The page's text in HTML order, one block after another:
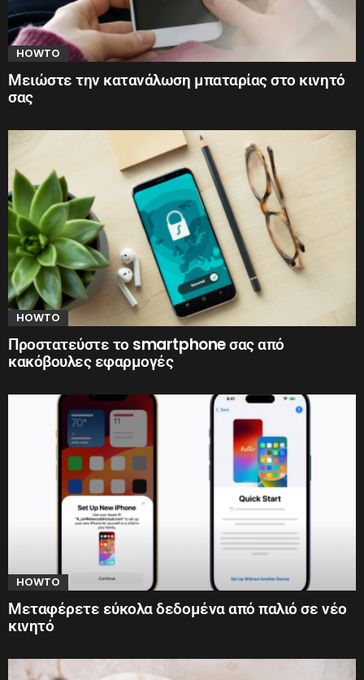
HOWTO
Μειώστε την κατανάλωση μπαταρίας στο κινητό
σας
HOWTO
Προστατεύστε το smartphone σας από
κακόβουλες εφαρμογές
HOWTO
Μεταφέρετε εύκολα δεδομένα από παλιό σε νέο
κινητό